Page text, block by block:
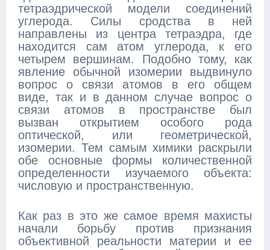
тетраэдрической модели соединений
углерода. Силы сродства в ней
направлены из центра тетраэдра, где
находится сам атом углерода, к его
четырем вершинам. Подобно тому, как
явление обычной изомерии выдвинуло
вопрос о связи атомов в его общем
виде, так и в данном случае вопрос о
связи атомов в пространстве был
вызван открытием особого рода
оптической, или геометрической,
изомерии. Тем самым химики раскрыли
обе основные формы количественной
определенности изучаемого объекта:
числовую и пространственную.
Как раз в это же самое время махисты
начали борьбу против признания
объективной реальности материи и ее